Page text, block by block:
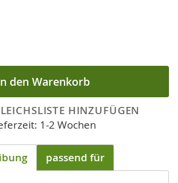
den Warenkorb
HINZUFÜGEN
1-2 Wochen
passend für